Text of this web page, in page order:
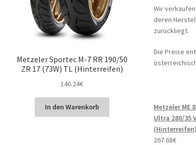
Metzeler Sportec M-7 RR 190/50
ZR 17 (73W) TL (Hinterreifen)
146.24€
In den Warenkorb
Wir
deren
zurückliegt.
Die Preise
Metzeler ME
Ultra 280/35
(Hinterreifen)
267.68€